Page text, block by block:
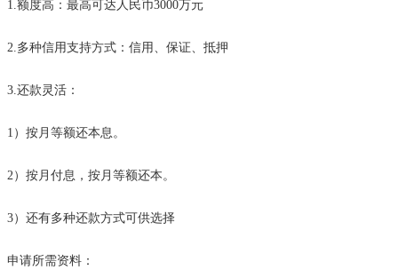
1.额度高：最高可达人民币3000万元
2.多种信用支持方式：信用、保证、抵押
3.还款灵活：
1）按月等额还本息。
2）按月付息，按月等额还本。
3）还有多种还款方式可供选择
申请所需资料：